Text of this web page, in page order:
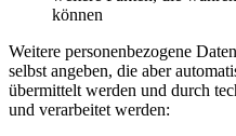
können
Weitere personenbezogene
selbst angeben, die aber
übermittelt werden und durch
und verarbeitet werden: